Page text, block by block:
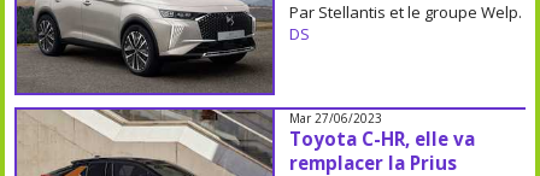
Par Stellantis et le groupe Welp.
DS
Mar 27/06/2023
Toyota C-HR, elle va
remplacer la Prius